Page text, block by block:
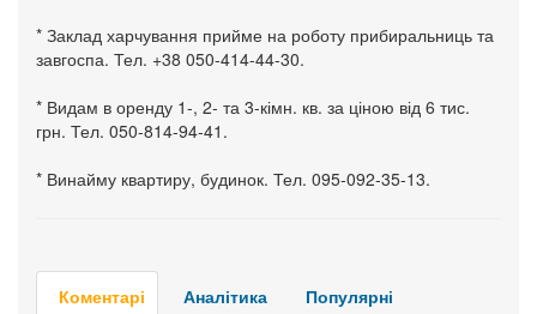
* Заклад харчування прийме на роботу прибиральниць та
завгоспа. Тел. +38 050-414-44-30.
* Видам в оренду 1-, 2- та 3-кімн. кв. за ціною від 6 тис.
грн. Тел. 050-814-94-41.
* Винайму квартиру, будинок. Тел. 095-092-35-13.
Коментарі Аналітика Популярні